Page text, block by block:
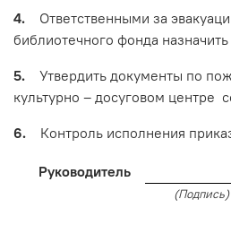
4. Ответственными за
библиотечного фонда
5. Утвердить документы по
культурно – досуговом центре
6. Контроль исполнения
Руководитель
(Подпись)